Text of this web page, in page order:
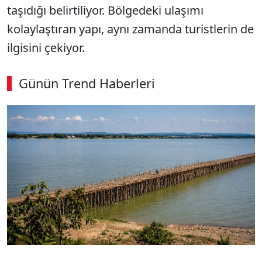
taşıdığı belirtiliyor. Bölgedeki ulaşımı
kolaylaştıran yapı, aynı zamanda turistlerin de
ilgisini çekiyor.
Günün Trend Haberleri
00:02 / 08:15